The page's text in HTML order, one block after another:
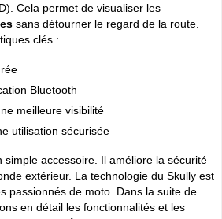
Cela permet de visualiser les
sans détourner le regard de la route.
clés :
Bluetooth
meilleure visibilité
utilisation sécurisée
simple accessoire. Il améliore la sécurité
extérieur. La technologie du Skully est
passionnés de moto. Dans la suite de
en détail les fonctionnalités et les